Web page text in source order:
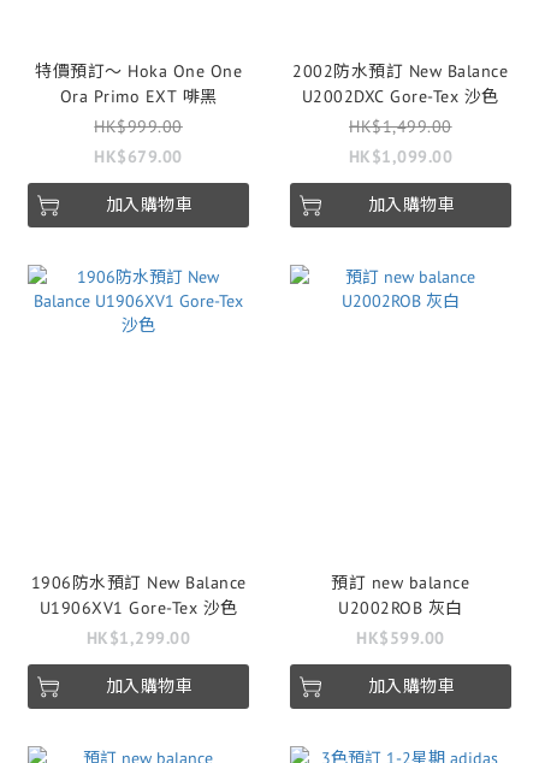
特價預訂～ Hoka One One
Ora Primo EXT 啡黑
HK$999.00
HK$679.00
加入購物車
2002防水預訂 New Balance
U2002DXC Gore-Tex 沙色
HK$1,499.00
HK$1,099.00
加入購物車
1906防水預訂 New Balance
U1906XV1 Gore-Tex 沙色
HK$1,299.00
加入購物車
預訂 new balance
U2002ROB 灰白
HK$599.00
加入購物車